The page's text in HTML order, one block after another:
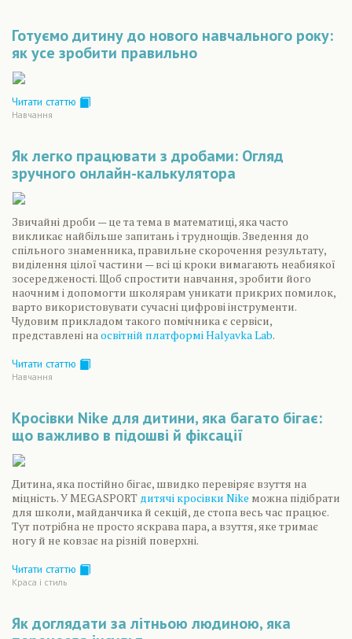
Готуємо дитину до нового навчального року:
як усе зробити правильно
Читати статтю
Навчання
Як легко працювати з дробами: Огляд
зручного онлайн-калькулятора
Звичайні дроби — це та тема в математиці, яка часто
викликає найбільше запитань і труднощів. Зведення до
спільного знаменника, правильне скорочення результату,
виділення цілої частини — всі ці кроки вимагають неабиякої
зосередженості. Щоб спростити навчання, зробити його
наочним і допомогти школярам уникати прикрих помилок,
варто використовувати сучасні цифрові інструменти.
Чудовим прикладом такого помічника є сервіси,
представлені на освітній платформі Halyavka Lab.
Читати статтю
Навчання
Кросівки Nike для дитини, яка багато бігає:
що важливо в підошві й фіксації
Дитина, яка постійно бігає, швидко перевіряє взуття на
міцність. У MEGASPORT дитячі кросівки Nike можна підібрати
для школи, майданчика й секцій, де стопа весь час працює.
Тут потрібна не просто яскрава пара, а взуття, яке тримає
ногу й не ковзає на різній поверхні.
Читати статтю
Краса і стиль
Як доглядати за літньою людиною, яка